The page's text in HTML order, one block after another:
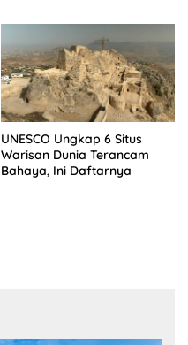
UNESCO Ungkap 6 Situs
Warisan Dunia Terancam
Bahaya, Ini Daftarnya